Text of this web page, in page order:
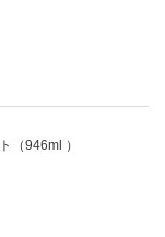
（946ml ）